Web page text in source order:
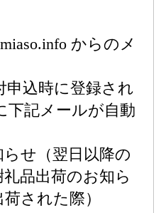
からのメ
申込時に登録され
下記メールが自動
せ（翌日以降の
品出荷のお知ら
された際）